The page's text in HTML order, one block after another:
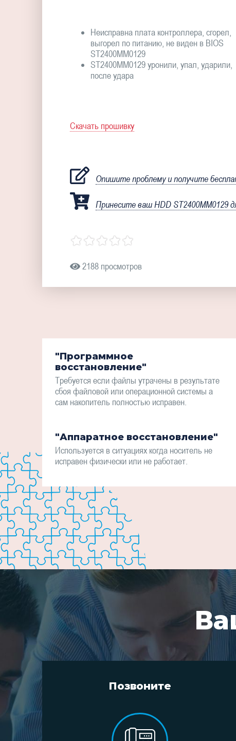
Неисправна плата контроллера, сгорел,
выгорел по питанию, не виден в BIOS
ST2400MM0129
ST2400MM0129 уронили, упал, ударили,
после удара
Скачать прошивку
Опишите проблему и получите
Принесите ваш HDD ST2400MM0129
2188 просмотров
"Программное
восстановление"
Требуется если файлы утрачены в результате
сбоя файловой или операционной системы а
сам накопитель полностью исправен.
"Аппаратное восстановление"
Используется в ситуациях когда носитель не
исправен физически или не работает.
Позвоните